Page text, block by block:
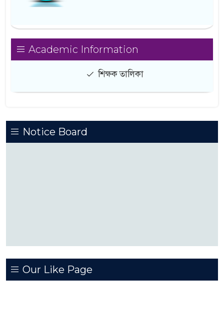
Academic Information
শিক্ষক তালিকা
Notice Board
Our Like Page